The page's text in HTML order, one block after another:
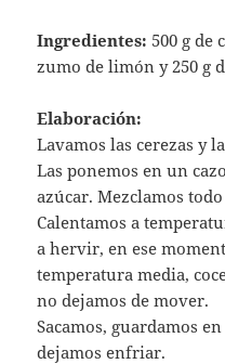
Ingredientes: 500 g de
zumo de limón y 250 g
Elaboración:
Lavamos las cerezas y
Las ponemos en un
azúcar. Mezclamos
Calentamos a
a hervir, en ese
temperatura media,
no dejamos de mover.
Sacamos, guardamos
dejamos enfriar.